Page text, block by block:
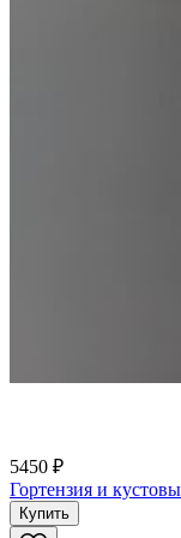
5450 ₽
Гортензия и
Купить